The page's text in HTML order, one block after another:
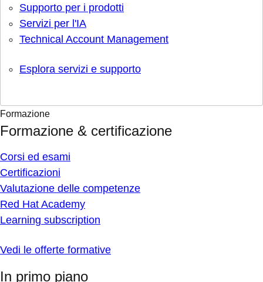
Supporto per i prodotti
Servizi per l'IA
Technical Account Management
Esplora servizi e supporto
Formazione
Formazione & certificazione
Corsi ed esami
Certificazioni
Valutazione delle competenze
Red Hat Academy
Learning subscription
Vedi le offerte formative
In primo piano